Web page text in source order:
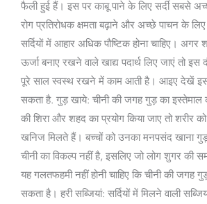
फैली हुई हैं। इस पर काबू पाने के लिए सर्दी सबसे
रोग प्रतिरोधक क्षमता बढ़ाने और अच्छे पाचन के
सर्दियों में आहार अधिक पौष्टिक होना चाहिए। अगर
ऊर्जा बनाए रखने वाले खाद्य पदार्थ लिए जाएं तो इस
पूरे साल स्वस्थ रखने में काम आती है। आइए देखें इस
सकता है. गुड़ खाये: चीनी की जगह गुड़ का इस्तेमाल
की शिरा और शहद का प्रयोग किया जाए तो शरीर
खनिज मिलते हैं। बच्चों को उनका मनपसंद खाना गुड़
चीनी का विकल्प नहीं है, इसलिए जो लोग शुगर की
यह गलतफहमी नहीं होनी चाहिए कि चीनी की जगह
सकता है। हरी सब्जियां: सर्दियों में मिलने वाली